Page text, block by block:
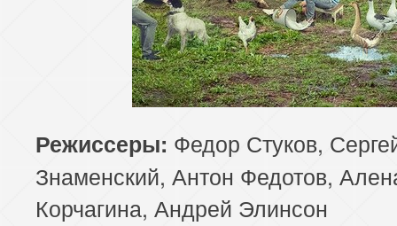
Режиссеры: Федор Стуков,
Знаменский, Антон Федотов,
Корчагина, Андрей Элинсон